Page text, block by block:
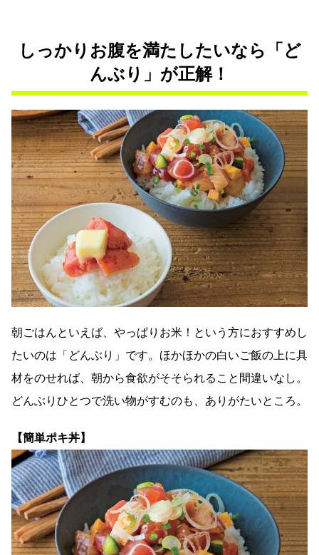
しっかりお腹を満たしたいなら「ど
んぶり」が正解！
朝ごはんといえば、やっぱりお米！という方におすすめし
たいのは「どんぶり」です。ほかほかの白いご飯の上に具
材をのせれば、朝から食欲がそそられること間違いなし。
どんぶりひとつで洗い物がすむのも、ありがたいところ。
【簡単ポキ丼】